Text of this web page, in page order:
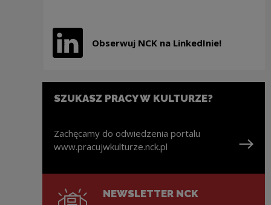
Obserwuj NCK na LinkedInie!
Uwaga, link zostanie otwarty w nowym oknie
SZUKASZ PRACY W KULTURZE?
Zachęcamy do odwiedzenia portalu
www.pracujwkulturze.nck.pl
NEWSLETTER NCK